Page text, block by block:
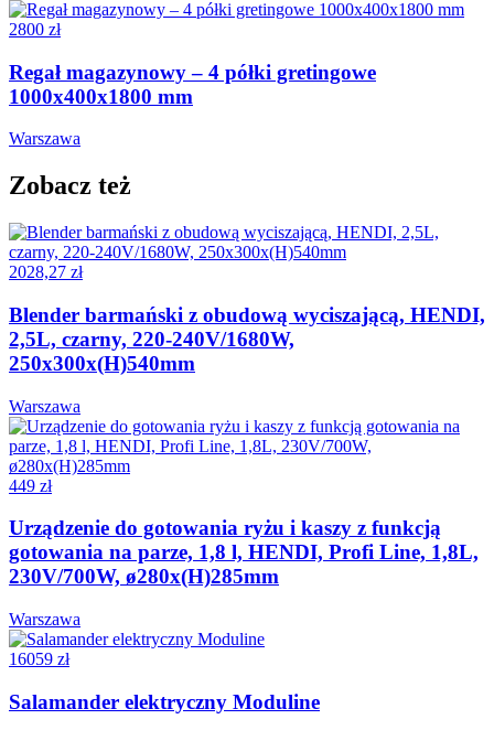
2800 zł
Regał magazynowy – 4 półki gretingowe
1000x400x1800 mm
Warszawa
Zobacz też
2028,27 zł
Blender barmański z obudową wyciszającą, HENDI,
2,5L, czarny, 220-240V/1680W,
250x300x(H)540mm
Warszawa
449 zł
Urządzenie do gotowania ryżu i kaszy z funkcją
gotowania na parze, 1,8 l, HENDI, Profi Line, 1,8L,
230V/700W, ø280x(H)285mm
Warszawa
16059 zł
Salamander elektryczny Moduline